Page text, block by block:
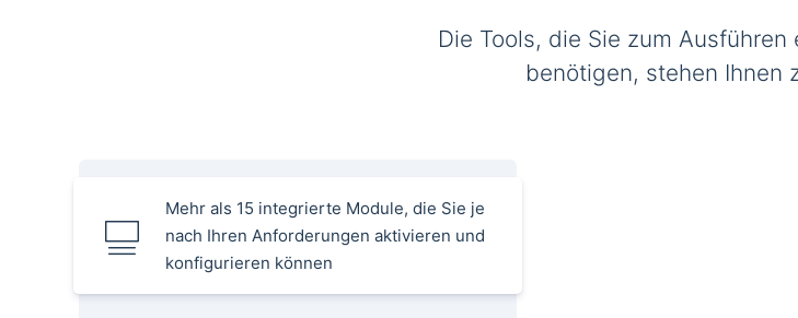
Die Tools, die Sie zum
benötigen, stehen Ihnen
Mehr als 15 integrierte Module, die Sie je
nach Ihren Anforderungen aktivieren und
konfigurieren können